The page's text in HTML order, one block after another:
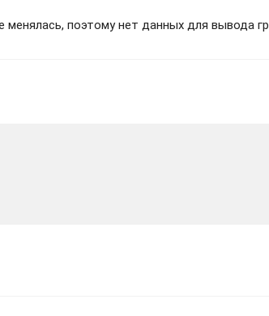
поэтому нет данных для вывода